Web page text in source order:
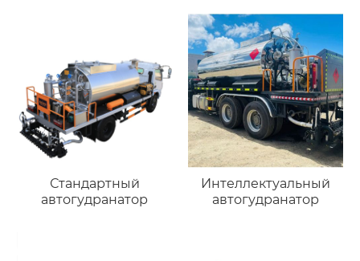
Стандартный
автогудранатор
Интеллектуальный
автогудранатор